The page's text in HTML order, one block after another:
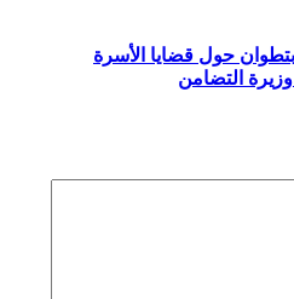
حول قضايا الأسرة
التضامن